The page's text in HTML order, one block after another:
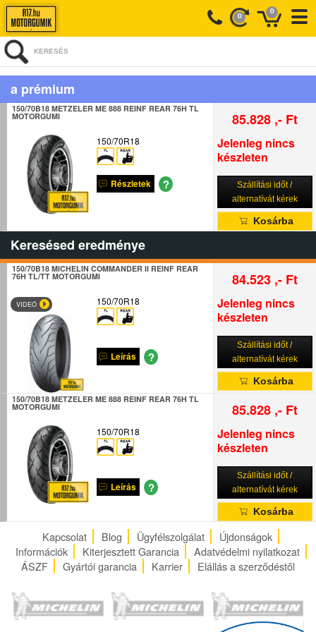
0
0
KERESÉS
a prémium
150/70B18 METZELER ME 888 REINF REAR 76H TL
MOTORGUMI
150/70R18
Részletek ?
85.828 ,- Ft
Jelenleg nincs
készleten
Szállítási időt /
alternatívát kérek
Kosárba
Keresésed eredménye
150/70B18 MICHELIN COMMANDER II REINF REAR
76H TL/TT MOTORGUMI
VIDEÓ 150/70R18
Leírás ?
84.523 ,- Ft
Jelenleg nincs
készleten
Szállítási időt /
alternatívát kérek
Kosárba
150/70B18 METZELER ME 888 REINF REAR 76H TL
MOTORGUMI
150/70R18
Leírás ?
85.828 ,- Ft
Jelenleg nincs
készleten
Szállítási időt /
alternatívát kérek
Kosárba
Kapcsolat Blog Ügyfélszolgálat
Újdonságok
Információk
Kiterjesztett Garancia
Adatvédelmi nyilatkozat
ÁSZF
Gyártói garancia Karrier Elállás a szerződéstől